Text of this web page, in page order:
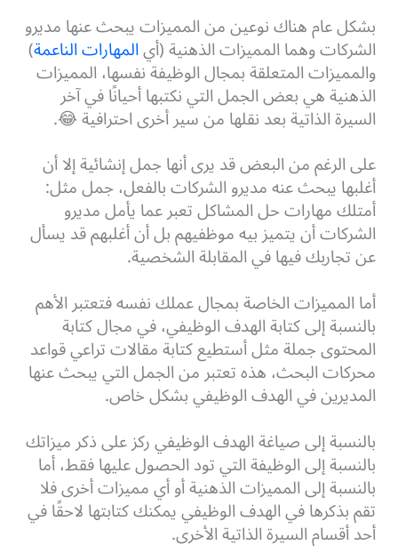
بشكل عام هناك نوعين من المميزات يبحث عنها مديرو
الشركات وهما المميزات الذهنية (أيالمهارات الناعمة)
والمميزات المتعلقة بمجال الوظيفة نفسها، المميزات
الذهنية هي بعض الجمل التي نكتبها أحيانًا في آخر
السيرة الذاتية بعد نقلها من سير أخرى احترافية 😂.
على الرغم من البعض قد يرى أنها جمل إنشائية إلا أن
أغلبها يبحث عنه مديرو الشركات بالفعل، جمل مثل:
أمتلك مهارات حل المشاكل تعبر عما يأمل مديرو
الشركات أن يتميز بيه موظفيهم بل أن أغلبهم قد يسأل
عن تجاربك فيها في المقابلة الشخصية.
أما المميزات الخاصة بمجال عملك نفسه فتعتبر الأهم
بالنسبة إلى كتابة الهدف الوظيفي، في مجال كتابة
المحتوى جملة مثل أستطيع كتابة مقالات تراعي قواعد
محركات البحث، هذه تعتبر من الجمل التي يبحث عنها
المديرين في الهدف الوظيفي بشكل خاص.
بالنسبة إلى صياغة الهدف الوظيفي ركز على ذكر ميزاتك
بالنسبة إلى الوظيفة التي تود الحصول عليها فقط، أما
بالنسبة إلى المميزات الذهنية أو أي مميزات أخرى فلا
تقم بذكرها في الهدف الوظيفي يمكنك كتابتها لاحقًا في
أحد أقسام السيرة الذاتية الأخرى.